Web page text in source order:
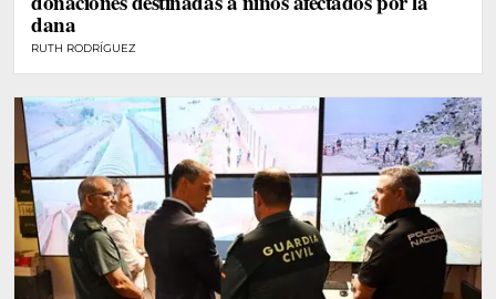
dana
RUTH RODRÍGUEZ